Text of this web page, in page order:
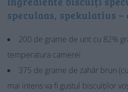
speculaas, spekulatius –
200 de grame de unt cu 82%
temperatura camerei
375 de grame de zahăr brun
mai intens va fi gustul biscuiților